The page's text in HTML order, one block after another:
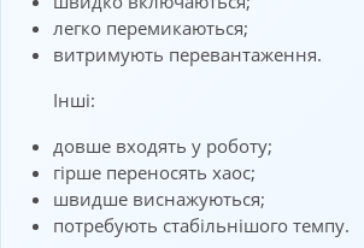
легко перемикаються;
витримують перевантаження.
Інші:
довше входять у роботу;
гірше переносять хаос;
швидше виснажуються;
потребують стабільнішого темпу.